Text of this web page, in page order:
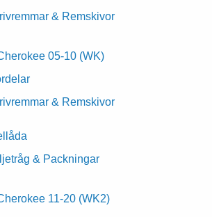
& Remskivor
05-10 (WK)
& Remskivor
& Packningar
11-20 (WK2)